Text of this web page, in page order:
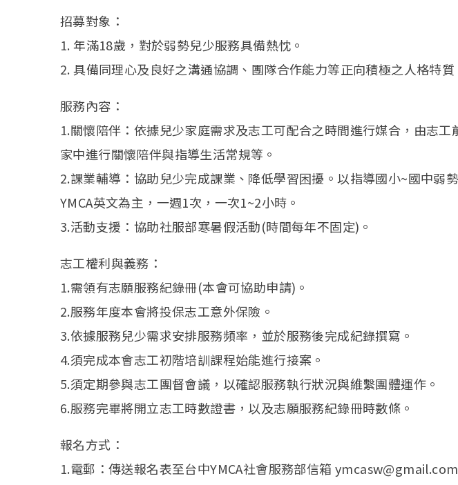
招募對象：
1. 年滿18歲，對於弱勢兒少服務具備熱忱。
2. 具備同理心及良好之溝通協調、團隊合作能力等正向積極之人格特質
服務內容：
1.關懷陪伴：依據兒少家庭需求及志工可配合之時間進行媒合，由志工
家中進行關懷陪伴與指導生活常規等。
2.課業輔導：協助兒少完成課業、降低學習困擾。以指導國小~國中弱
YMCA英文為主，一週1次，一次1~2小時。
3.活動支援：協助社服部寒暑假活動(時間每年不固定)。
志工權利與義務：
1.需領有志願服務紀錄冊(本會可協助申請)。
2.服務年度本會將投保志工意外保險。
3.依據服務兒少需求安排服務頻率，並於服務後完成紀錄撰寫。
4.須完成本會志工初階培訓課程始能進行接案。
5.須定期參與志工團督會議，以確認服務執行狀況與維繫團體運作。
6.服務完畢將開立志工時數證書，以及志願服務紀錄冊時數條。
報名方式：
1.電郵：傳送報名表至台中YMCA社會服務部信箱